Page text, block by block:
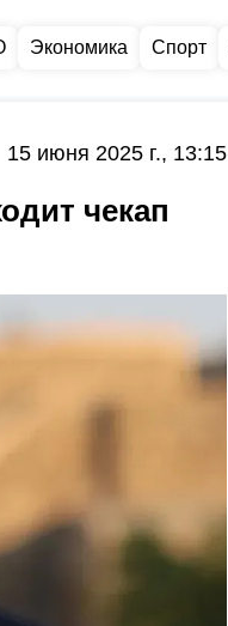
Экономика Спорт
15 июня 2025 г., 13:15
чекап